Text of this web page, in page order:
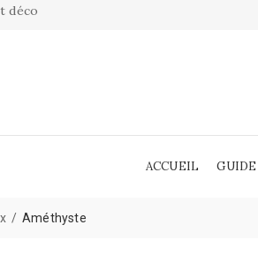
déco
ACCUEIL
Améthyste